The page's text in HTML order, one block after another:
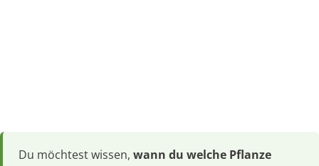
Du möchtest wissen, wann du welche Pflanze